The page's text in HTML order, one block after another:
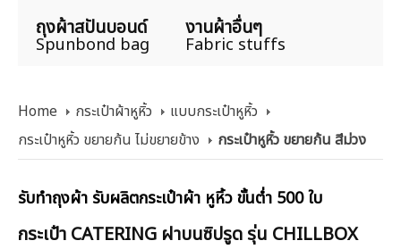
ถุงผ้าสปันบอนด์
Spunbond bag
งานผ้าอื่นๆ
Fabric stuffs
Home กระเป๋าผ้าหูหิ้ว
แบบกระเป๋าหูหิ้ว
กระเป๋าหูหิ้ว ขยายก้น ไม่ขยายข้าง
กระเป๋าหูหิ้ว ขยายก้น สีม่วง
รับทำถุงผ้า รับผลิตกระเป๋าผ้า หูหิ้ว ขั้นต่ำ 500 ใบ
กระเป๋า CATERING ฝาบนซิปรูด รุ่น CHILLBOX